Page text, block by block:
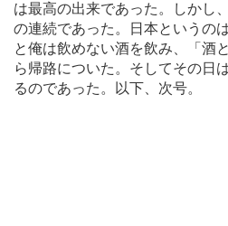
は最高の出来であった。しかし
の連続であった。日本というの
と俺は飲めない酒を飲み、「酒
ら帰路についた。そしてその日
るのであった。以下、次号。